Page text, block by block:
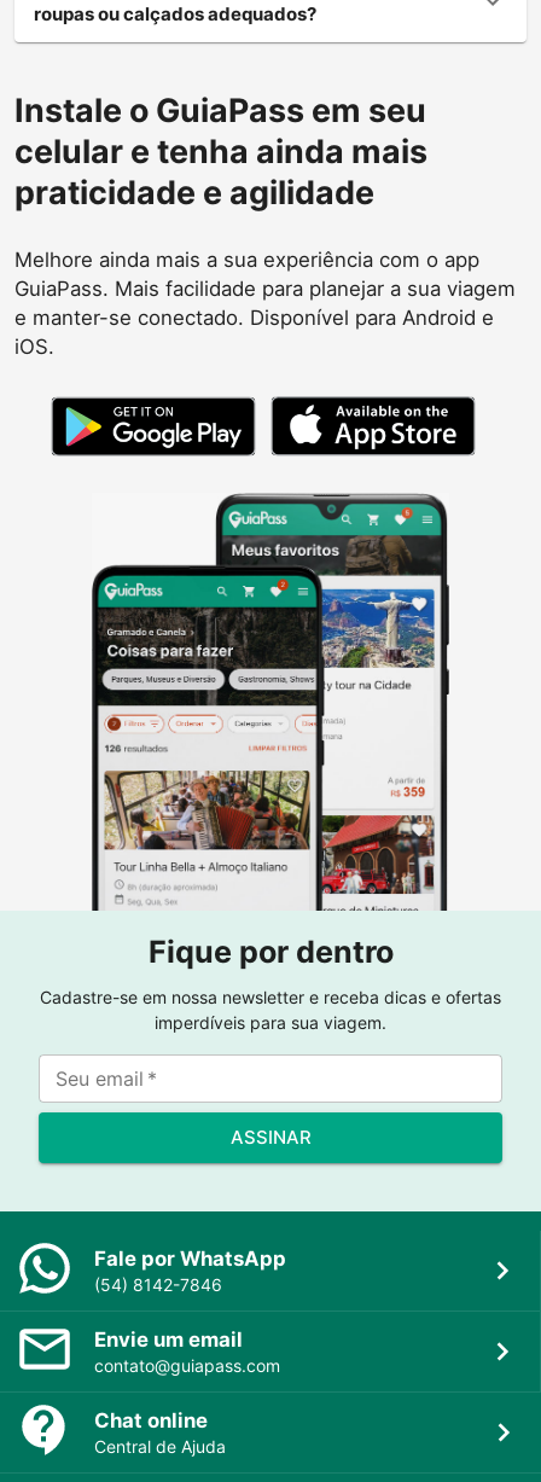
roupas ou calçados adequados?
Instale o GuiaPass em seu
celular e tenha ainda mais
praticidade e agilidade
Melhore ainda mais a sua experiência com o app
GuiaPass. Mais facilidade para planejar a sua viagem
e manter-se conectado. Disponível para Android e
iOS.
Fique por dentro
Cadastre-se em nossa newsletter e receba dicas e ofertas
imperdíveis para sua viagem.
Seu email *
ASSINAR
Fale por WhatsApp
(54) 8142-7846
Envie um email
contato@guiapass.com
Chat online
Central de Ajuda